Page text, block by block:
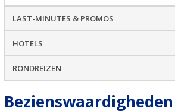
LAST-MINUTES & PROMOS
HOTELS
RONDREIZEN